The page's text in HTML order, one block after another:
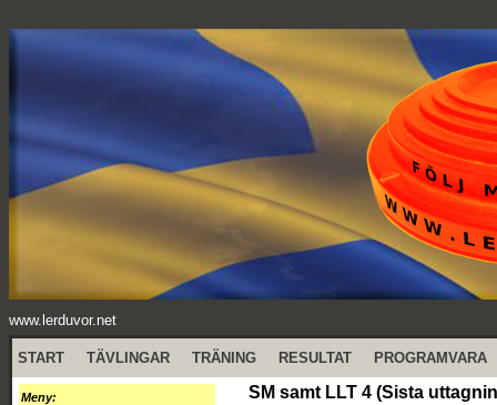
www.lerduvor.net
START TÄVLINGAR TRÄNING RESULTAT PROGRAMVARA
Meny: SM samt LLT 4 (Sista